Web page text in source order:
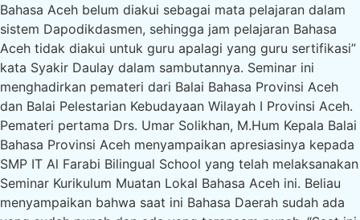
Bahasa Aceh belum diakui sebagai mata pelajaran dalam
sistem Dapodikdasmen, sehingga jam pelajaran Bahasa
Aceh tidak diakui untuk guru apalagi yang guru sertifikasi”
kata Syakir Daulay dalam sambutannya. Seminar ini
menghadirkan pemateri dari Balai Bahasa Provinsi Aceh
dan Balai Pelestarian Kebudayaan Wilayah I Provinsi Aceh.
Pemateri pertama Drs. Umar Solikhan, M.Hum Kepala Balai
Bahasa Provinsi Aceh menyampaikan apresiasinya kepada
SMP IT Al Farabi Bilingual School yang telah melaksanakan
Seminar Kurikulum Muatan Lokal Bahasa Aceh ini. Beliau
menyampaikan bahwa saat ini Bahasa Daerah sudah ada